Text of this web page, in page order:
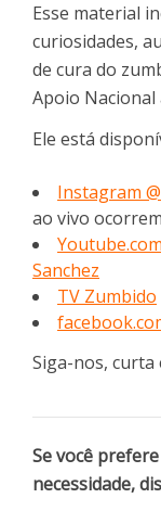
Esse material
curiosidades,
de cura do
Apoio Nacional
Ele está
Instagram
ao vivo
Sanchez
TV Zumbido
Siga-nos, curta
Se você
necessidade,